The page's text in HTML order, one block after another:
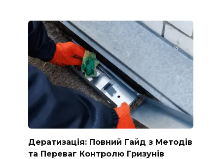
Дератизація: Повний Гайд з Методів
та Переваг Контролю Гризунів